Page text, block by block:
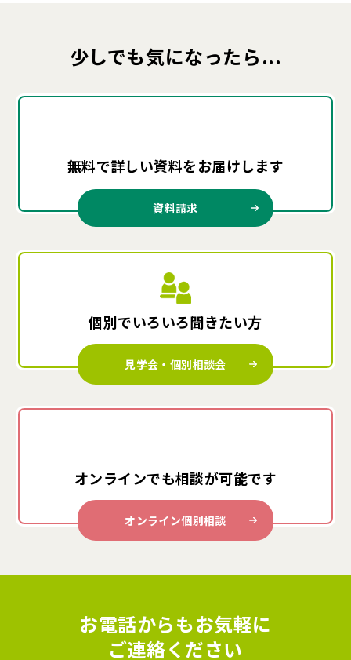
少しでも気になったら...
無料で詳しい資料をお届けします
資料請求
個別でいろいろ聞きたい方
見学会・個別相談会
オンラインでも相談が可能です
オンライン個別相談
お電話からもお気軽に
ご連絡ください